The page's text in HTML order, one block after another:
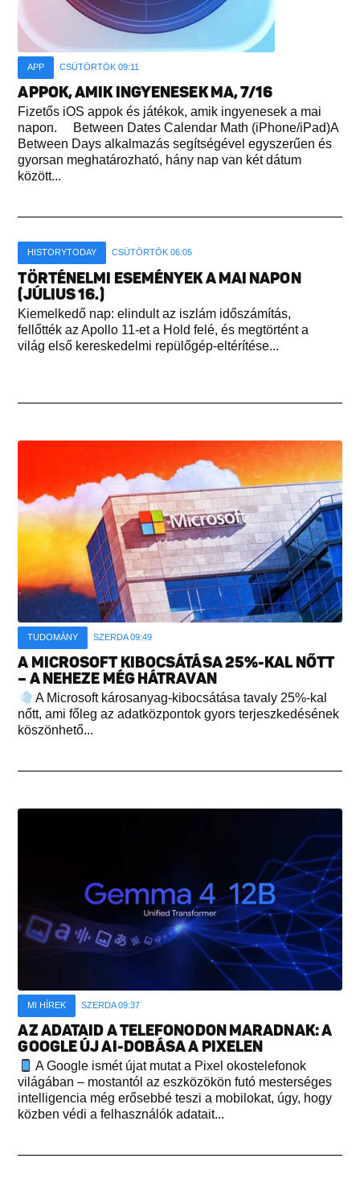
APP CSÜTÖRTÖK 09:11
APPOK, AMIK INGYENESEK MA, 7/16
Fizetős iOS appok és játékok, amik ingyenesek a mai
napon. Between Dates Calendar Math (iPhone/iPad)A
Between Days alkalmazás segítségével egyszerűen és
gyorsan meghatározható, hány nap van két dátum
között...
HISTORYTODAY CSÜTÖRTÖK 06:05
TÖRTÉNELMI ESEMÉNYEK A MAI NAPON
(JÚLIUS 16.)
Kiemelkedő nap: elindult az iszlám időszámítás,
fellőtték az Apollo 11-et a Hold felé, és megtörtént a
világ első kereskedelmi repülőgép-eltérítése...
TUDOMÁNY SZERDA 09:49
A MICROSOFT KIBOCSÁTÁSA 25%-KAL NŐTT
– A NEHEZE MÉG HÁTRAVAN
A Microsoft károsanyag-kibocsátása tavaly 25%-kal
nőtt, ami főleg az adatközpontok gyors terjeszkedésének
köszönhető...
MI HÍREK SZERDA 09:37
AZ ADATAID A TELEFONODON MARADNAK: A
GOOGLE ÚJ AI-DOBÁSA A PIXELEN
A Google ismét újat mutat a Pixel okostelefonok
világában – mostantól az eszközökön futó mesterséges
intelligencia még erősebbé teszi a mobilokat, úgy, hogy
közben védi a felhasználók adatait...